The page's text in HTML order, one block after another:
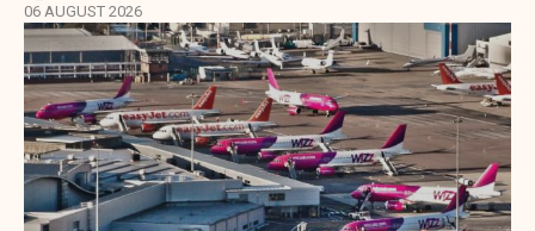
06 AUGUST 2026